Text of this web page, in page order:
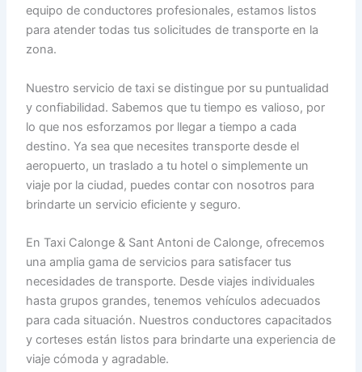
equipo de conductores profesionales, estamos listos
para atender todas tus solicitudes de transporte en la
zona.
Nuestro servicio de taxi se distingue por su puntualidad
y confiabilidad. Sabemos que tu tiempo es valioso, por
lo que nos esforzamos por llegar a tiempo a cada
destino. Ya sea que necesites transporte desde el
aeropuerto, un traslado a tu hotel o simplemente un
viaje por la ciudad, puedes contar con nosotros para
brindarte un servicio eficiente y seguro.
En Taxi Calonge & Sant Antoni de Calonge, ofrecemos
una amplia gama de servicios para satisfacer tus
necesidades de transporte. Desde viajes individuales
hasta grupos grandes, tenemos vehículos adecuados
para cada situación. Nuestros conductores capacitados
y corteses están listos para brindarte una experiencia de
viaje cómoda y agradable.